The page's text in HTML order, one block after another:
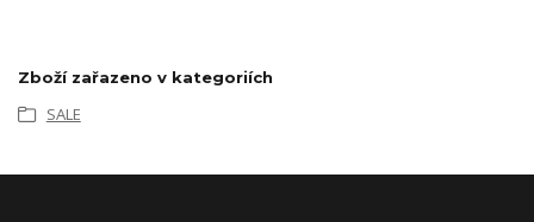
Zboží zařazeno v kategoriích
SALE